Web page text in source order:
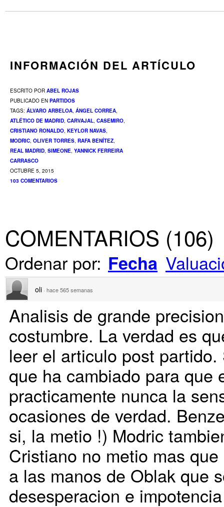
INFORMACIÓN DEL ARTÍCULO
ESCRITO POR ABEL ROJAS
PUBLICADO EN PARTIDOS
TAGS: ÁLVARO ARBELOA, ÁNGEL CORREA,
ATLÉTICO DE MADRID, CARVAJAL, CASEMIRO,
CRISTIANO RONALDO, KEYLOR NAVAS,
MODRIC, OLIVER TORRES, RAFA BENÍTEZ,
REAL MADRID, SIMEONE, YANNICK FERREIRA
CARRASCO
OCTUBRE 5, 2015
103 COMENTARIOS
COMENTARIOS (106)
Ordenar por: Fecha
oli · hace 565 semanas
Analisis de grande
costumbre. La verdad es
leer el articulo post
que ha cambiado para que
practicamente nunca la
ocasiones de verdad.
si, la metio !) Modric
Cristiano no metio mas
a las manos de Oblak que
desesperacion e